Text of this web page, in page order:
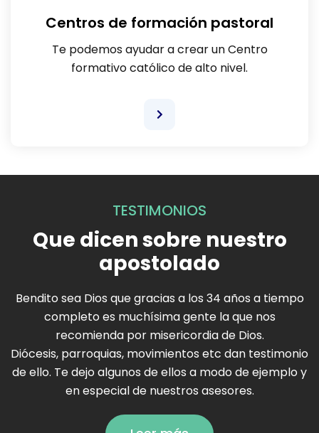
Centros de formación pastoral
Te podemos ayudar a crear un Centro
formativo católico de alto nivel.
TESTIMONIOS
Que dicen sobre nuestro
apostolado
Bendito sea Dios que gracias a los 34 años a tiempo
completo es muchísima gente la que nos
recomienda por misericordia de Dios.
Diócesis, parroquias, movimientos etc dan testimonio
de ello. Te dejo algunos de ellos a modo de ejemplo y
en especial de nuestros asesores.